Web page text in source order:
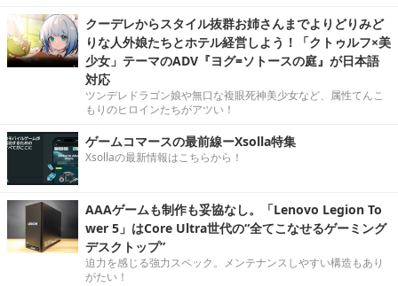
クーデレからスタイル抜群お姉さんまでよりどりみど
りな人外娘たちとホテル経営しよう！「クトゥルフ×美
少女」テーマのADV『ヨグ=ソトースの庭』が日本語
対応
ツンデレドラゴン娘や無口な複眼死神美少女など、属性てんこ
もりのヒロインたちがアツい！
ゲームコマースの最前線ーXsolla特集
Xsollaの最新情報はこちらから！
AAAゲームも制作も妥協なし。「Lenovo Legion To
wer 5」はCore Ultra世代の“全てこなせるゲーミング
デスクトップ”
迫力を感じる強力スペック。メンテナンスしやすい構造もあり
がたい！